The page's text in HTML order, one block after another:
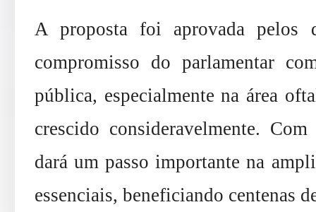
A proposta foi aprovada pelos
compromisso do parlamentar
pública, especialmente na área
crescido consideravelmente.
dará um passo importante na
essenciais, beneficiando centenas